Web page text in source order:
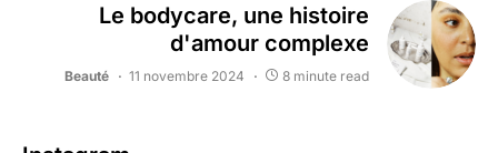
Le bodycare, une histoire
d'amour complexe
Beauté 11 novembre 2024 8 minute read